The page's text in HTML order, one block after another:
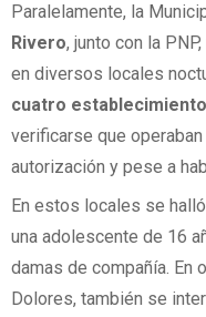
Paralelamente, la
Rivero, junto con la
en diversos locales
cuatro
verificarse que
autorización y pese a
En estos locales se
una adolescente de 16
damas de compañía. En
Dolores, también se